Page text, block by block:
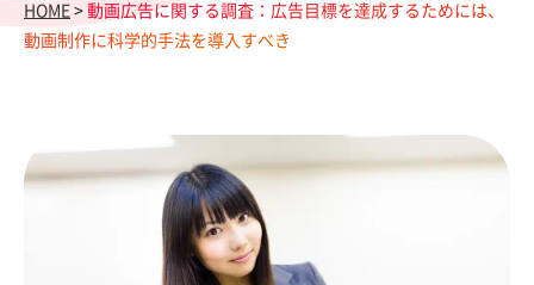
HOME > 動画広告に関する調査：広告目標を達成するためには、
動画制作に科学的手法を導入すべき